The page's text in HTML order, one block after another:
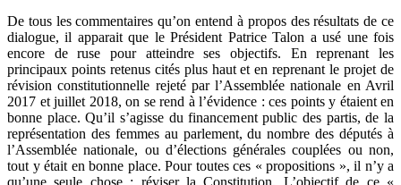
De tous les commentaires qu’on entend à propos des résultats de ce
dialogue, il apparait que le Président Patrice Talon a usé une fois
encore de ruse pour atteindre ses objectifs. En reprenant les
principaux points retenus cités plus haut et en reprenant le projet de
révision constitutionnelle rejeté par l’Assemblée nationale en Avril
2017 et juillet 2018, on se rend à l’évidence : ces points y étaient en
bonne place. Qu’il s’agisse du financement public des partis, de la
représentation des femmes au parlement, du nombre des députés à
l’Assemblée nationale, ou d’élections générales couplées ou non,
tout y était en bonne place. Pour toutes ces « propositions », il n’y a